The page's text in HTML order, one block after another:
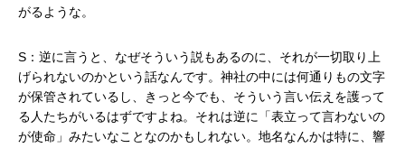
がるような。
S：逆に言うと、なぜそういう説もあるのに、それが一切取り上
げられないのかという話なんです。神社の中には何通りもの文字
が保管されているし、きっと今でも、そういう言い伝えを護って
る人たちがいるはずですよね。それは逆に「表立って言わないの
が使命」みたいなことなのかもしれない。地名なんかは特に、響